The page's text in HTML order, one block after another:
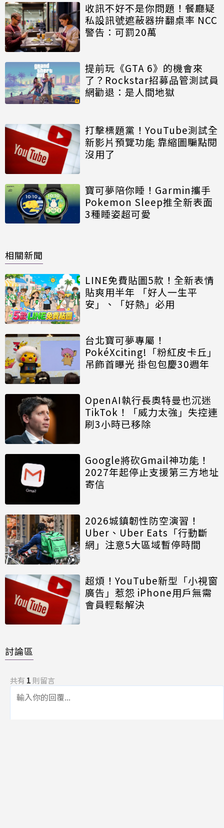
收訊不好不是你問題！餐廳疑
私設訊號遮蔽器拚翻桌率 NCC
警告：可罰20萬
提前玩《GTA 6》的機會來
了？Rockstar招募品管測試員
網勸退：是人間地獄
打擊標題黨！YouTube測試全
新影片預覽功能 靠縮圖騙點閱
沒用了
寶可夢陪你睡！Garmin攜手
Pokemon Sleep推全新表面
3種睡姿超可愛
相關新聞
LINE免費貼圖5款！全新表情
貼爽用半年 「好人一生平
安」、「好熱」必用
台北寶可夢專屬！
PokéXciting!「粉紅皮卡丘」
吊飾首曝光 掛包包慶30週年
OpenAI執行長奧特曼也沉迷
TikTok！「威力太強」失控連
刷3小時已移除
Google將砍Gmail神功能！
2027年起停止支援第三方地址
寄信
2026城鎮韌性防空演習！
Uber、Uber Eats「行動斷
網」注意5大區域暫停時間
超煩！YouTube新型「小視窗
廣告」惹怨 iPhone用戶無需
會員輕鬆解決
討論區
共有 1 則留言